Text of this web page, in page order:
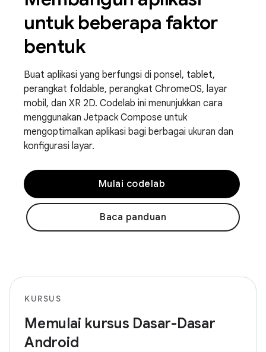
untuk beberapa faktor
bentuk
Buat aplikasi yang berfungsi di ponsel, tablet,
perangkat foldable, perangkat ChromeOS, layar
mobil, dan XR 2D. Codelab ini menunjukkan cara
menggunakan Jetpack Compose untuk
mengoptimalkan aplikasi bagi berbagai ukuran dan
konfigurasi layar.
Mulai codelab
Baca panduan
KURSUS
Memulai kursus Dasar-Dasar
Android